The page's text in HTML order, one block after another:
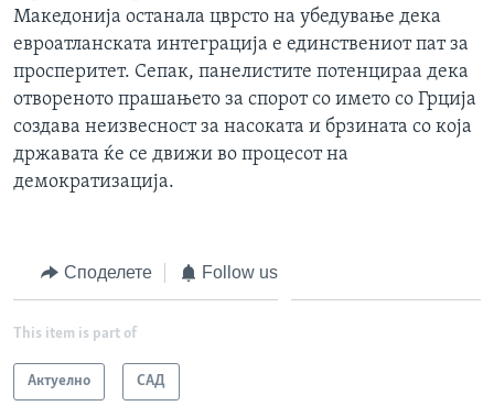
Македонија останала цврсто на убедување дека
евроатланската интеграција е единствениот пат за
просперитет. Сепак, панелистите потенцираа дека
отвореното прашањето за спорот со името со Грција
создава неизвесност за насоката и брзината со која
државата ќе се движи во процесот на
демократизација.
Споделете Follow us
This item is part of
Актуелно САД